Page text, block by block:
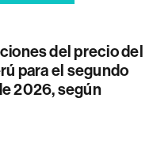
del precio del
para el segundo
2026, según